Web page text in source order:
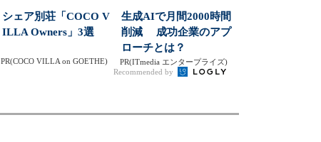
シェア別荘「COCO V
ILLA Owners」3選
PR(COCO VILLA on GOETHE)
生成AIで月間2000時間
削減 成功企業のアプ
ローチとは？
PR(ITmedia エンタープライズ)
Recommended by